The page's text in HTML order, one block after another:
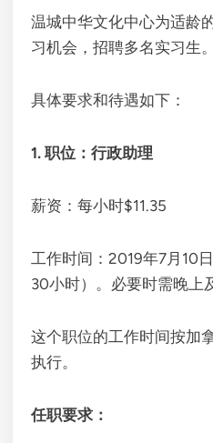
温城中华文化中心为适龄
习机会，招聘多名实习生。
具体要求和待遇如下：
1. 职位：行政助理
薪资：每小时$11.35
工作时间：2019年7月10
30小时）。必要时需晚上
这个职位的工作时间按加
执行。
任职要求：